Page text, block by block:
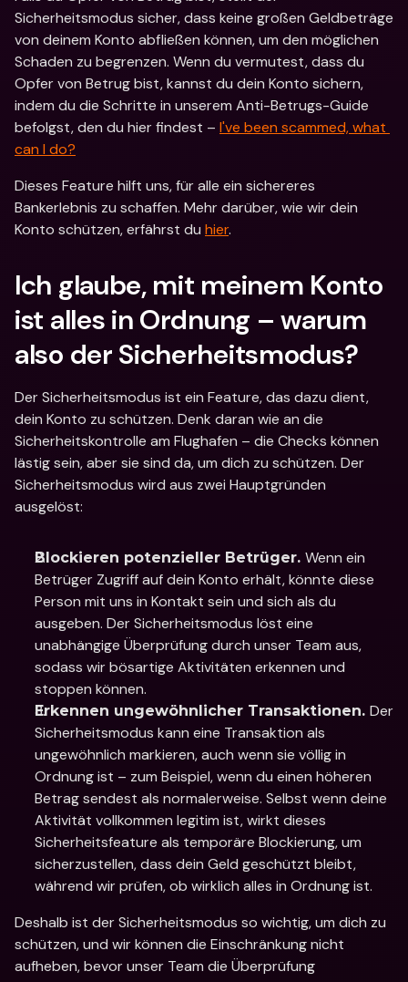
Sicherheitsmodus sicher, dass keine großen Geldbeträge
von deinem Konto abfließen können, um den möglichen
Schaden zu begrenzen. Wenn du vermutest, dass du
Opfer von Betrug bist, kannst du dein Konto sichern,
indem du die Schritte in unserem Anti-Betrugs-Guide
befolgst, den du hier findest – I've been scammed, what
can I do?
Dieses Feature hilft uns, für alle ein sichereres
Bankerlebnis zu schaffen. Mehr darüber, wie wir dein
Konto schützen, erfährst du hier.
Ich glaube, mit meinem Konto
ist alles in Ordnung – warum
also der Sicherheitsmodus?
Der Sicherheitsmodus ist ein Feature, das dazu dient,
dein Konto zu schützen. Denk daran wie an die
Sicherheitskontrolle am Flughafen – die Checks können
lästig sein, aber sie sind da, um dich zu schützen. Der
Sicherheitsmodus wird aus zwei Hauptgründen
ausgelöst:
Blockieren potenzieller Betrüger. Wenn ein
Betrüger Zugriff auf dein Konto erhält, könnte diese
Person mit uns in Kontakt sein und sich als du
ausgeben. Der Sicherheitsmodus löst eine
unabhängige Überprüfung durch unser Team aus,
sodass wir bösartige Aktivitäten erkennen und
stoppen können.
Erkennen ungewöhnlicher Transaktionen. Der
Sicherheitsmodus kann eine Transaktion als
ungewöhnlich markieren, auch wenn sie völlig in
Ordnung ist – zum Beispiel, wenn du einen höheren
Betrag sendest als normalerweise. Selbst wenn deine
Aktivität vollkommen legitim ist, wirkt dieses
Sicherheitsfeature als temporäre Blockierung, um
sicherzustellen, dass dein Geld geschützt bleibt,
während wir prüfen, ob wirklich alles in Ordnung ist.
Deshalb ist der Sicherheitsmodus so wichtig, um dich zu
schützen, und wir können die Einschränkung nicht
aufheben, bevor unser Team die Überprüfung